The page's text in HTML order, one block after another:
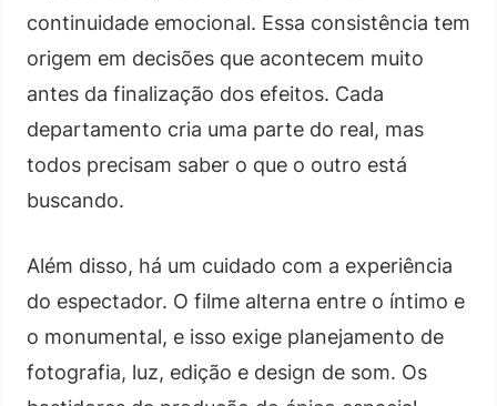
continuidade emocional. Essa consistência tem
origem em decisões que acontecem muito
antes da finalização dos efeitos. Cada
departamento cria uma parte do real, mas
todos precisam saber o que o outro está
buscando.
Além disso, há um cuidado com a experiência
do espectador. O filme alterna entre o íntimo e
o monumental, e isso exige planejamento de
fotografia, luz, edição e design de som. Os